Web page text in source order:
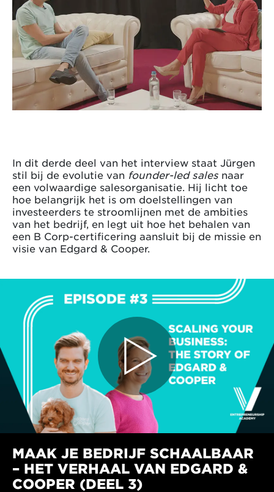
In dit derde deel van het interview staat Jürgen
stil bij de evolutie van founder-led sales naar
een volwaardige salesorganisatie. Hij licht toe
hoe belangrijk het is om doelstellingen van
investeerders te stroomlijnen met de ambities
van het bedrijf, en legt uit hoe het behalen van
een B Corp-certificering aansluit bij de missie en
visie van Edgard & Cooper.
MAAK JE BEDRIJF SCHAALBAAR
– HET VERHAAL VAN EDGARD &
COOPER (DEEL 3)